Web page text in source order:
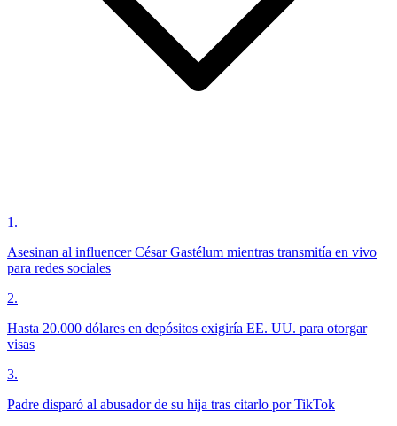
1 .
Asesinan al influencer César Gastélum mientras transmitía en vivo
para redes sociales
2.
Hasta 20.000 dólares en depósitos exigiría EE. UU. para otorgar
visas
3.
Padre disparó al abusador de su hija tras citarlo por TikTok